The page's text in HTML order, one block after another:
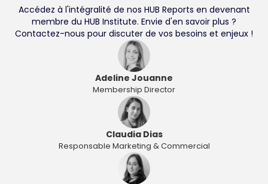
Accédez à l'intégralité de nos HUB Reports en devenant
membre du HUB Institute. Envie d'en savoir plus ?
Contactez-nous pour discuter de vos besoins et enjeux !
Adeline Jouanne
Membership Director
Claudia Dias
Responsable Marketing & Commercial